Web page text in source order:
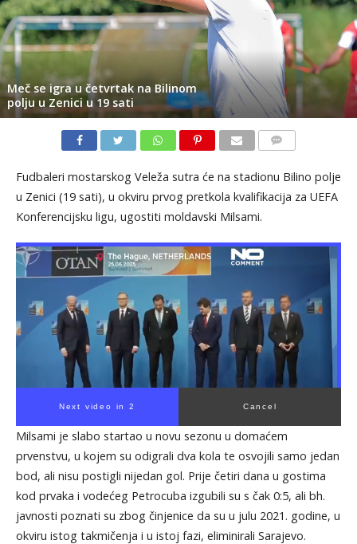
Meč se igra u četvrtak na Bilinom
polju u Zenici u 19 sati
Fudbaleri mostarskog Veleža sutra će na stadionu Bilino polje
u Zenici (19 sati), u okviru prvog pretkola kvalifikacija za UEFA
Konferencijsku ligu, ugostiti moldavski Milsami.
Next video in 1 Cancel
Milsami je slabo startao u novu sezonu u domaćem
prvenstvu, u kojem su odigrali dva kola te osvojili samo jedan
bod, ali nisu postigli nijedan gol. Prije četiri dana u gostima
kod prvaka i vodećeg Petrocuba izgubili su s čak 0:5, ali bh.
javnosti poznati su zbog činjenice da su u julu 2021. godine, u
okviru istog takmičenja i u istoj fazi, eliminirali Sarajevo.